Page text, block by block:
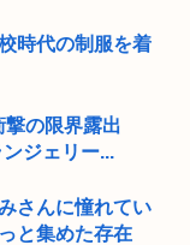
時代の制服を着
撃の限界露出
ジェリー...
さんに憧れてい
と集めた存在